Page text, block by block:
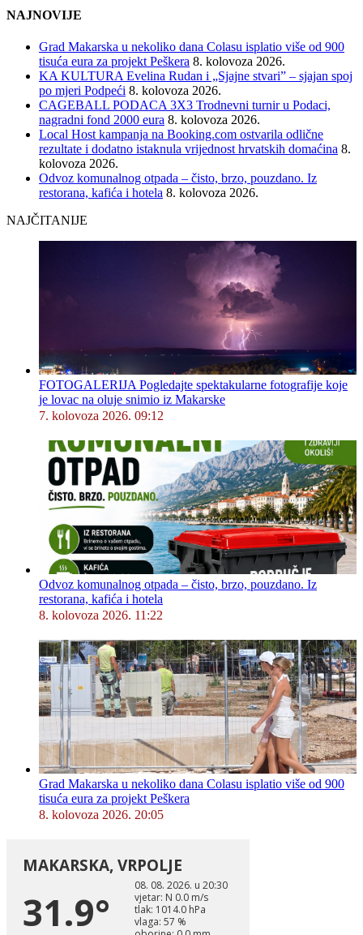
NAJNOVIJE
Grad Makarska u nekoliko dana Colasu isplatio više od 900
tisuća eura za projekt Peškera 8. kolovoza 2026.
KA KULTURA Evelina Rudan i „Sjajne stvari” – sjajan spoj
po mjeri Podpeći 8. kolovoza 2026.
CAGEBALL PODACA 3X3 Trodnevni turnir u Podaci,
nagradni fond 2000 eura 8. kolovoza 2026.
Local Host kampanja na Booking.com ostvarila odlične
rezultate i dodatno istaknula vrijednost hrvatskih domaćina 8.
kolovoza 2026.
Odvoz komunalnog otpada – čisto, brzo, pouzdano. Iz
restorana, kafića i hotela 8. kolovoza 2026.
NAJČITANIJE
FOTOGALERIJA Pogledajte spektakularne fotografije koje
je lovac na oluje snimio iz Makarske
7. kolovoza 2026. 09:12
Odvoz komunalnog otpada – čisto, brzo, pouzdano. Iz
restorana, kafića i hotela
8. kolovoza 2026. 11:22
Grad Makarska u nekoliko dana Colasu isplatio više od 900
tisuća eura za projekt Peškera
8. kolovoza 2026. 20:05